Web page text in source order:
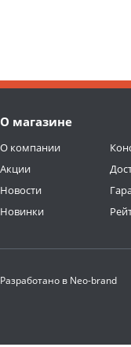
О магазине
О компании
Акции
Новости
Новинки
Разработано в Neo-brand